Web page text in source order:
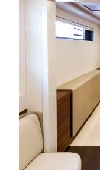
ESPACIO
BAÑERA
SOLÁRIUM
Tabla
No
Asiento